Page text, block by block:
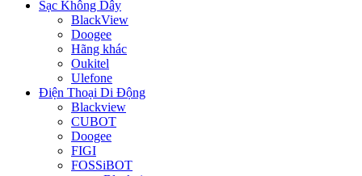
Sạc Không Dây
BlackView
Doogee
Hãng khác
Oukitel
Ulefone
Điện Thoại Di Động
Blackview
CUBOT
Doogee
FIGI
FOSSiBOT